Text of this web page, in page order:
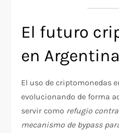
El futuro
en
El uso de criptomonedas
evolucionando de forma
servir como refugio
mecanismo de bypass